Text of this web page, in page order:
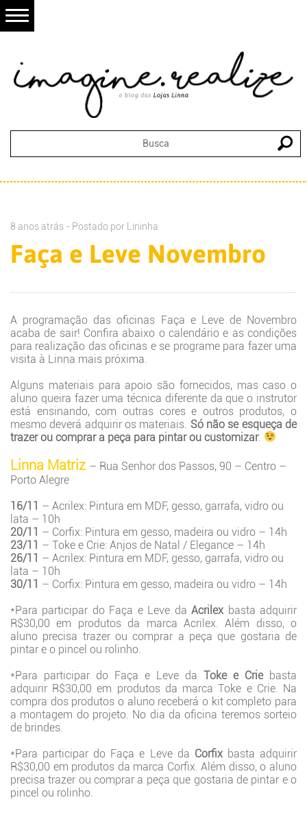
8 anos atrás - Postado por Lininha
Faça e Leve Novembro
A programação das oficinas Faça e Leve de Novembro
acaba de sair! Confira abaixo o calendário e as condições
para realização das oficinas e se programe para fazer uma
visita à Linna mais próxima.
Alguns materiais para apoio são fornecidos, mas caso o
aluno queira fazer uma técnica diferente da que o instrutor
está ensinando, com outras cores e outros produtos, o
mesmo deverá adquirir os materiais. Só não se esqueça de
trazer ou comprar a peça para pintar ou customizar.
Linna Matriz – Rua Senhor dos Passos, 90 – Centro –
Porto Alegre
16/11 – Acrilex: Pintura em MDF, gesso, garrafa, vidro ou
lata – 10h
20/11 – Corfix: Pintura em gesso, madeira ou vidro – 14h
23/11 – Toke e Crie: Anjos de Natal / Elegance – 14h
26/11 – Acrilex: Pintura em MDF, gesso, garrafa, vidro ou
lata – 10h
30/11 – Corfix: Pintura em gesso, madeira ou vidro – 14h
*Para participar do Faça e Leve daAcrilex basta adquirir
R$30,00 em produtos da marca Acrilex. Além disso, o
aluno precisa trazer ou comprar a peça que gostaria de
pintar e o pincel ou rolinho.
*Para participar do Faça e Leve da Toke e Criebasta
adquirir R$30,00 em produtos da marca Toke e Crie. Na
compra dos produtos o aluno receberá o kit completo para
a montagem do projeto. No dia da oficina teremos sorteio
de brindes.
*Para participar do Faça e Leve da Corfixbasta adquirir
R$30,00 em produtos da marca Corfix. Além disso, o aluno
precisa trazer ou comprar a peça que gostaria de pintar e o
pincel ou rolinho.